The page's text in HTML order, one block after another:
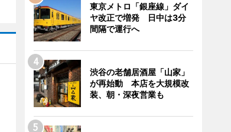
東京メトロ「銀座線」ダイ
ヤ改正で増発 日中は3分
間隔で運行へ
渋谷の老舗居酒屋「山家」
が再始動 本店を大規模改
装、朝・深夜営業も